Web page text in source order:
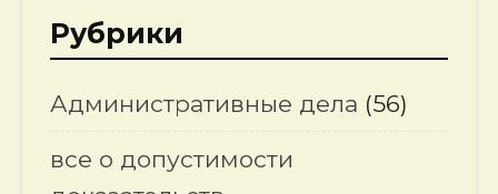
Рубрики
Административные дела (56)
все о допустимости